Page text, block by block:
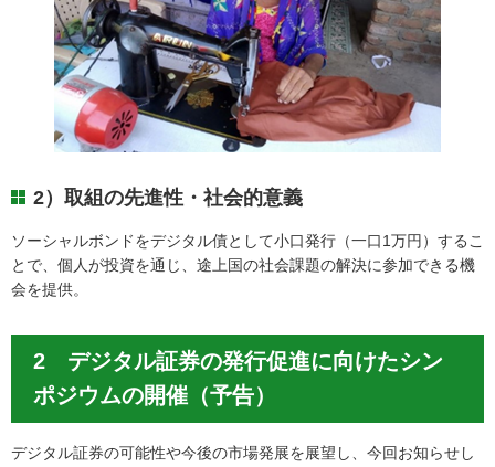
2）取組の先進性・社会的意義
ソーシャルボンドをデジタル債として小口発行（一口1万円）するこ
とで、個人が投資を通じ、途上国の社会課題の解決に参加できる機
会を提供。
2 デジタル証券の発行促進に向けたシン
ポジウムの開催（予告）
デジタル証券の可能性や今後の市場発展を展望し、今回お知らせし